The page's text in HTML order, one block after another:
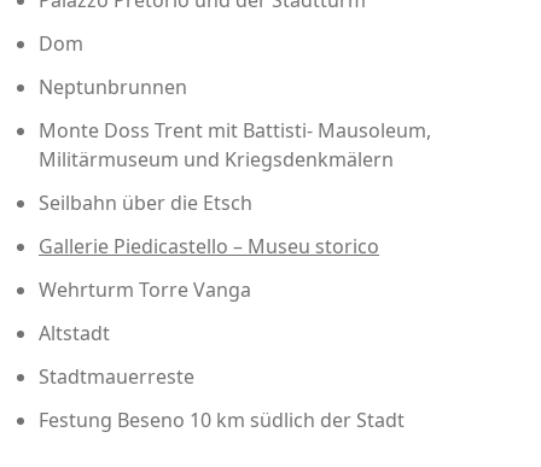
Dom
Neptunbrunnen
Monte Doss Trent mit Battisti- Mausoleum,
Militärmuseum und Kriegsdenkmälern
Seilbahn über die Etsch
Gallerie Piedicastello – Museu storico
Wehrturm Torre Vanga
Altstadt
Stadtmauerreste
Festung Beseno 10 km südlich der Stadt